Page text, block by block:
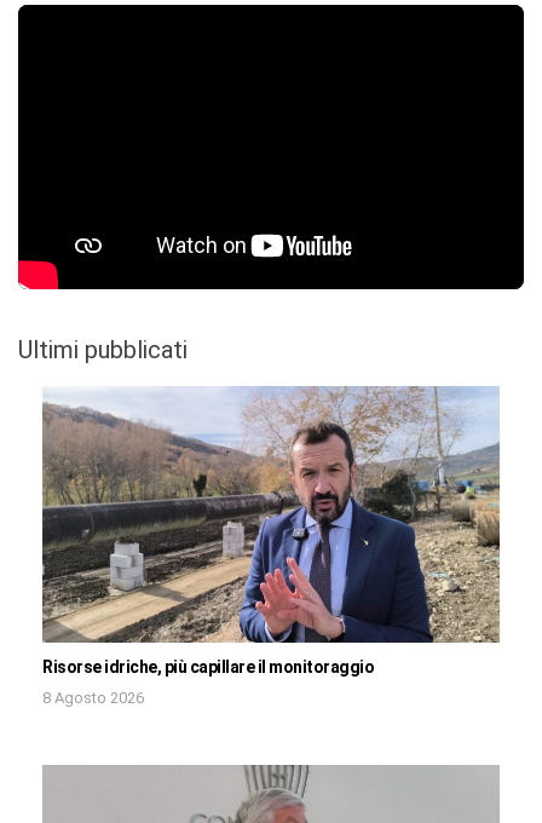
Ultimi pubblicati
Risorse idriche, più capillare il monitoraggio
8 Agosto 2026